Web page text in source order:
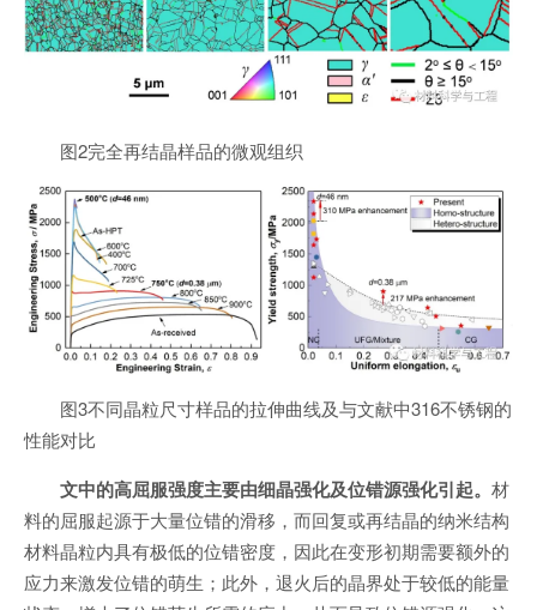
图2完全再结晶样品的微观组织
图3不同晶粒尺寸样品的拉伸曲线及与文献中316不锈钢的
性能对比
文中的高屈服强度主要由细晶强化及位错源强化引起。 材
料的屈服起源于大量位错的滑移，而回复或再结晶的纳米结构
材料晶粒内具有极低的位错密度，因此在变形初期需要额外的
应力来激发位错的萌生；此外，退火后的晶界处于较低的能量